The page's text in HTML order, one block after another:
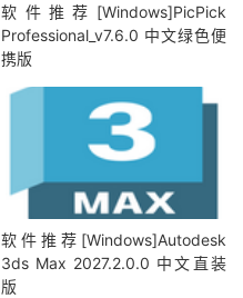
软件推荐[Windows]PicPick
Professional_v7.6.0 中文绿色便
携版
软件推荐[Windows]Autodesk
3ds Max 2027.2.0.0 中文直装
版